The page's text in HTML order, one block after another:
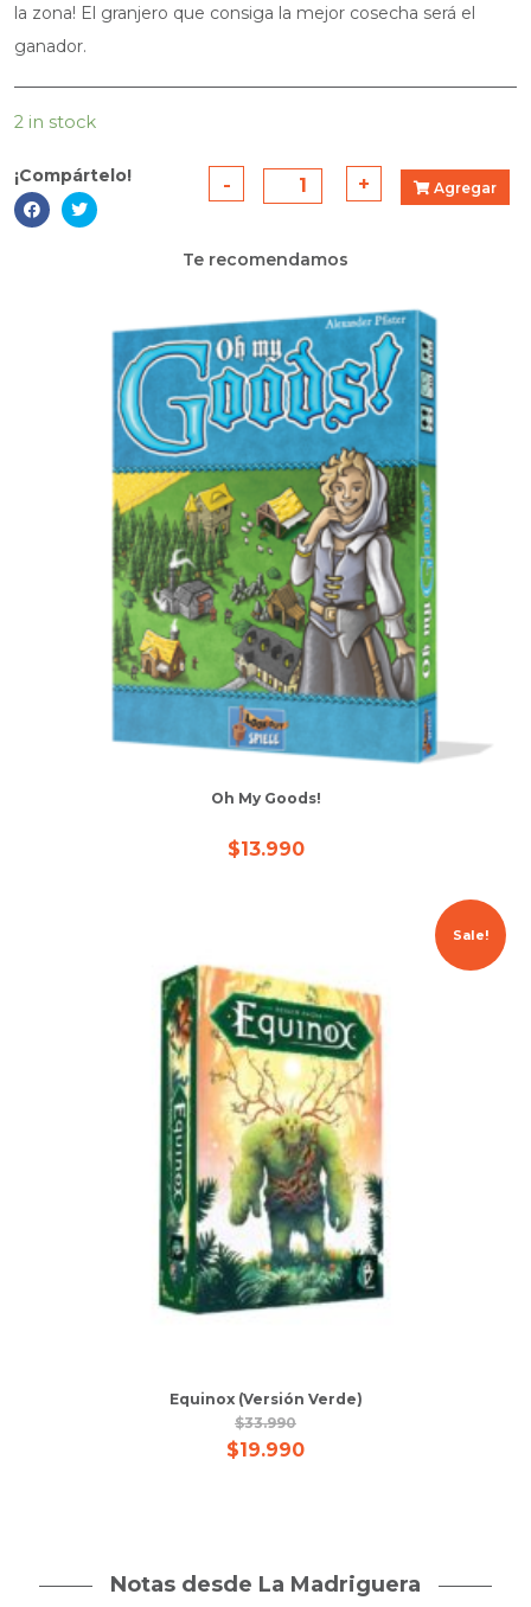
la zona! El granjero que consiga la mejor cosecha será el
ganador.
2 in stock
¡Compártelo! -
LLAMALAND
quantity
+ Agregar
Te recomendamos
Oh My Goods!
$13.990
Sale!
Equinox (Versión Verde)
$33.990
$19.990
Notas desde La Madriguera